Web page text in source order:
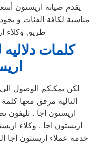
يقدم صيانة اريستون
مناسبة لكافة الفئات و
طريق وكلاء
كلمات
لكن يمكنكم الوصول
التالية مرفق معها
اريستون اجا . تليفون
اريستون اجا . وكلاء
خدمة عملاء اريستون اجا